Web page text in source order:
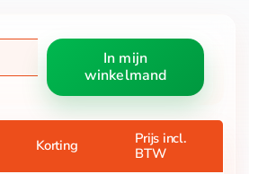
In mijn
winkelmand
Korting
Prijs incl.
BTW